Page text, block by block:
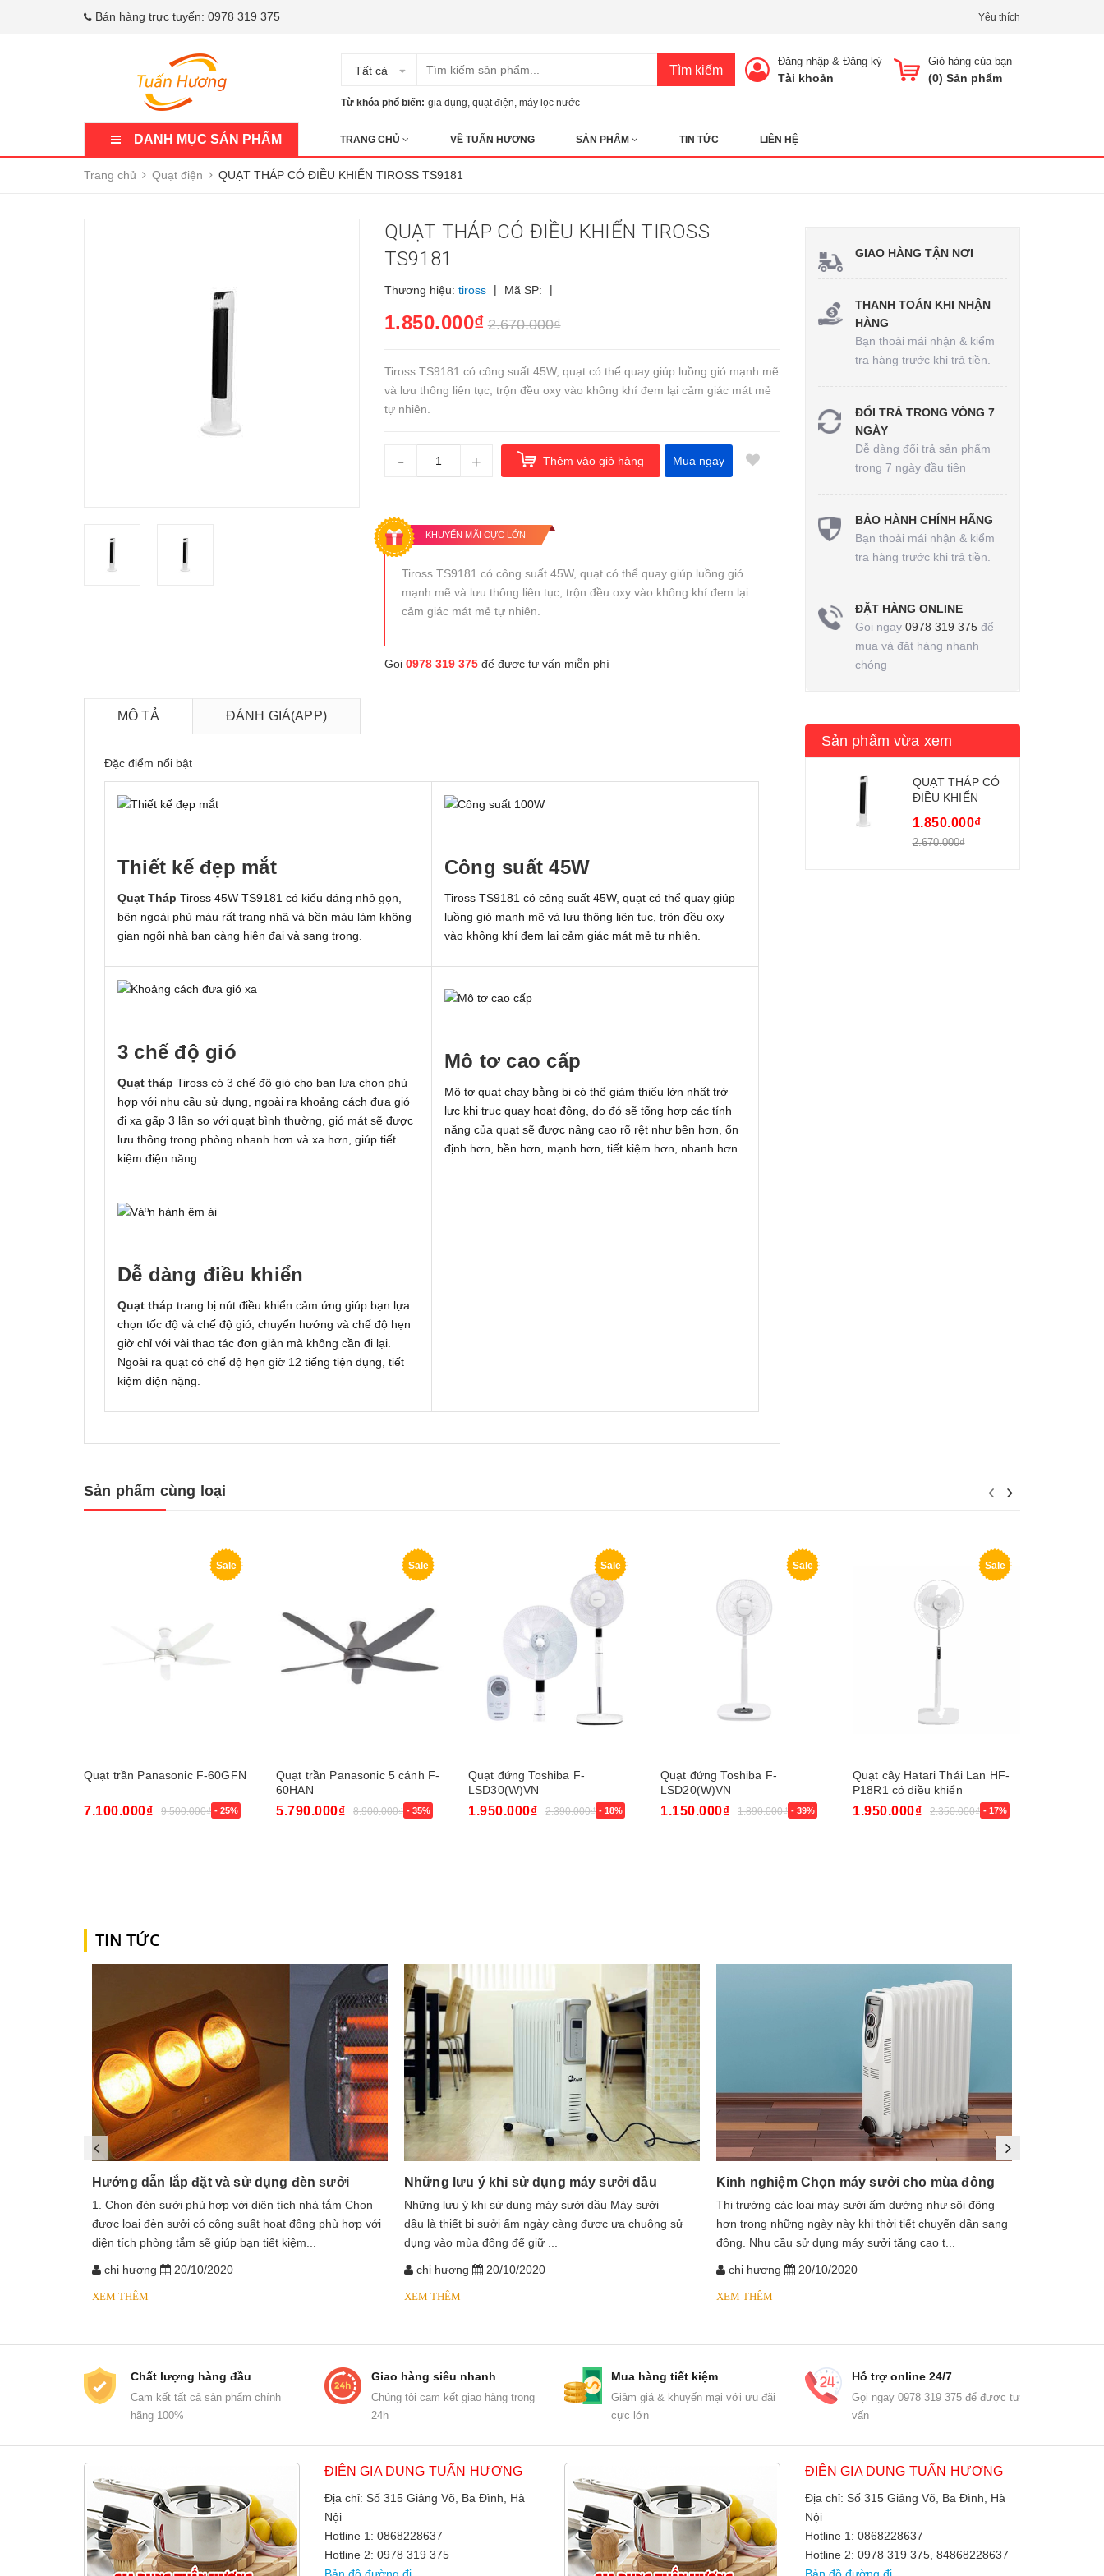
Bán hàng trực tuyến: 0978 319 375 Yêu thích
Tất cả Tìm kiếm
Từ khóa phổ biến: gia dụng, quạt điện, máy lọc nước
Giỏ hàng của bạn
(0) Sản phẩm
Đăng nhập & Đăng ký
Tài khoản
DANH MỤC SẢN PHẨM TRANG CHỦ VỀ TUẤN HƯƠNG SẢN PHẨM TIN TỨC LIÊN HỆ
Trang chủ Quạt điện QUẠT THÁP CÓ ĐIỀU KHIỂN TIROSS TS9181
QUẠT THÁP CÓ ĐIỀU KHIỂN TIROSS
TS9181
Thương hiệu: tiross | Mã SP: |
1.850.000₫ 2.670.000₫
Tiross TS9181 có công suất 45W, quạt có thể quay giúp luồng gió mạnh mẽ
và lưu thông liên tục, trộn đều oxy vào không khí đem lại cảm giác mát mẻ
tự nhiên.
- + Thêm vào giỏ hàng Mua ngay
KHUYẾN MÃI CỰC LỚN
Tiross TS9181 có công suất 45W, quạt có thể quay giúp luồng gió
mạnh mẽ và lưu thông liên tục, trộn đều oxy vào không khí đem lại
cảm giác mát mẻ tự nhiên.
Gọi 0978 319 375để được tư vấn miễn phí
MÔ TẢ ĐÁNH GIÁ(APP)
Đặc điểm nổi bật
Thiết kế đẹp mắt
Quạt Tháp Tiross 45W TS9181 có kiểu dáng nhỏ gọn,
bên ngoài phủ màu rất trang nhã và bền màu làm không
gian ngôi nhà bạn càng hiện đại và sang trọng.
Công suất 45W
Tiross TS9181 có công suất 45W, quạt có thể quay giúp
luồng gió mạnh mẽ và lưu thông liên tục, trộn đều oxy
vào không khí đem lại cảm giác mát mẻ tự nhiên.
3 chế độ gió
Quạt tháp Tiross có 3 chế độ gió cho bạn lựa chọn phù
hợp với nhu cầu sử dụng, ngoài ra khoảng cách đưa gió
đi xa gấp 3 lần so với quạt bình thường, gió mát sẽ được
lưu thông trong phòng nhanh hơn và xa hơn, giúp tiết
kiệm điện năng.
Mô tơ cao cấp
Mô tơ quạt chạy bằng bi có thể giảm thiểu lớn nhất trở
lực khi trục quay hoạt động, do đó sẽ tổng hợp các tính
năng của quạt sẽ được nâng cao rõ rệt như bền hơn, ổn
định hơn, bền hơn, mạnh hơn, tiết kiệm hơn, nhanh hơn.
Dễ dàng điều khiển
Quạt tháp trang bị nút điều khiển cảm ứng giúp bạn lựa
chọn tốc độ và chế độ gió, chuyển hướng và chế độ hẹn
giờ chỉ với vài thao tác đơn giản mà không cần đi lại.
Ngoài ra quạt có chế độ hẹn giờ 12 tiếng tiện dụng, tiết
kiệm điện nặng.
GIAO HÀNG TẬN NƠI
THANH TOÁN KHI NHẬN
HÀNG
Bạn thoải mái nhận & kiểm
tra hàng trước khi trả tiền.
ĐỔI TRẢ TRONG VÒNG 7
NGÀY
Dễ dàng đổi trả sản phẩm
trong 7 ngày đầu tiên
BẢO HÀNH CHÍNH HÃNG
Bạn thoải mái nhận & kiểm
tra hàng trước khi trả tiền.
ĐẶT HÀNG ONLINE
Gọi ngay 0978 319 375để
mua và đặt hàng nhanh
chóng
Sản phẩm vừa xem
QUẠT THÁP CÓ
ĐIỀU KHIỂN
1.850.000₫
2.670.000₫
Sản phẩm cùng loại
Sale
Quạt trần Panasonic F-60GFN
7.100.000₫ 9.500.000₫ - 25%
Sale
Quạt trần Panasonic 5 cánh F-
60HAN
5.790.000₫ 8.900.000₫ - 35%
Sale
Quạt đứng Toshiba F-
LSD30(W)VN
1.950.000₫ 2.390.000₫ - 18%
Sale
Quạt đứng Toshiba F-
LSD20(W)VN
1.150.000₫ 1.890.000₫ - 39%
Sale
Quạt cây Hatari Thái Lan HF-
P18R1 có điều khiển
1.950.000₫ 2.350.000₫ - 17%
TIN TỨC
Hướng dẫn lắp đặt và sử dụng đèn sưởi
1. Chọn đèn sưởi phù hợp với diện tích nhà tắm Chọn
được loại đèn sưởi có công suất hoạt động phù hợp với
diện tích phòng tắm sẽ giúp bạn tiết kiệm...
chị hương 20/10/2020
XEM THÊM
Những lưu ý khi sử dụng máy sưởi dầu
​​​​​​Những lưu ý khi sử dụng máy sưởi dầu Máy sưởi
dầu là thiết bị sưởi ấm ngày càng được ưa chuộng sử
dụng vào mùa đông để giữ ...
chị hương 20/10/2020
XEM THÊM
Kinh nghiệm Chọn máy sưởi cho mùa đông
Thị trường các loại máy sưởi ấm dường như sôi động
hơn trong những ngày này khi thời tiết chuyển dần sang
đông. Nhu cầu sử dụng máy sưởi tăng cao t...
chị hương 20/10/2020
XEM THÊM
Chất lượng hàng đầu
Cam kết tất cả sản phẩm chính
hãng 100%
Giao hàng siêu nhanh
Chúng tôi cam kết giao hàng trong
24h
Mua hàng tiết kiệm
Giảm giá & khuyến mại với ưu đãi
cực lớn
Hỗ trợ online 24/7
Gọi ngay 0978 319 375 để được tư
vấn
ĐIỆN GIA DỤNG TUẤN HƯƠNG
Địa chỉ: Số 315 Giảng Võ, Ba Đình, Hà
Nội
Hotline 1: 0868228637
Hotline 2: 0978 319 375
ĐIỆN GIA DỤNG TUẤN HƯƠNG
Địa chỉ: Số 315 Giảng Võ, Ba Đình, Hà
Nội
Hotline 1: 0868228637
Hotline 2: 0978 319 375, 84868228637